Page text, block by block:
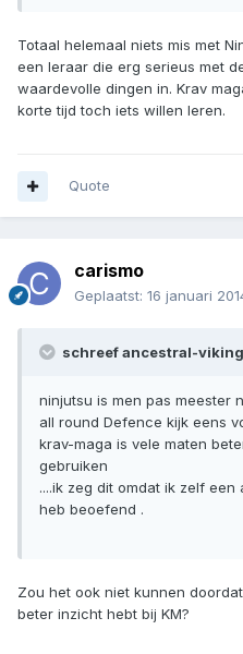
Totaal helemaal niets mis met
een leraar die erg serieus met
waardevolle dingen in. Krav
korte tijd toch iets willen leren.
Quote
carismo
Geplaatst: 16 januari
schreef ancestral-
ninjutsu is men pas meester
all round Defence kijk eens
krav-maga is vele maten
gebruiken
....ik zeg dit omdat ik zelf
heb beoefend .
Zou het ook niet kunnen
beter inzicht hebt bij KM?